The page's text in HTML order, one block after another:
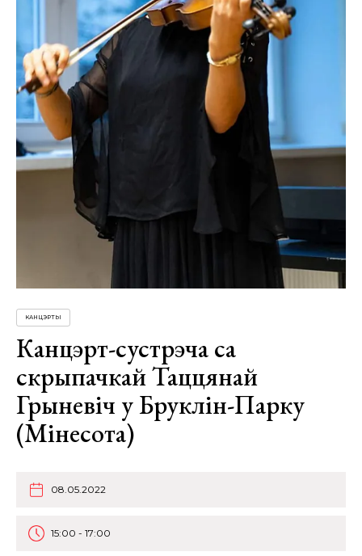
КАНЦЭРТЫ
Канцэрт-сустрэча са
скрыпачкай Таццянай
Грыневіч у Бруклін-Парку
(Мінесота)
08.05.2022
15:00 - 17:00